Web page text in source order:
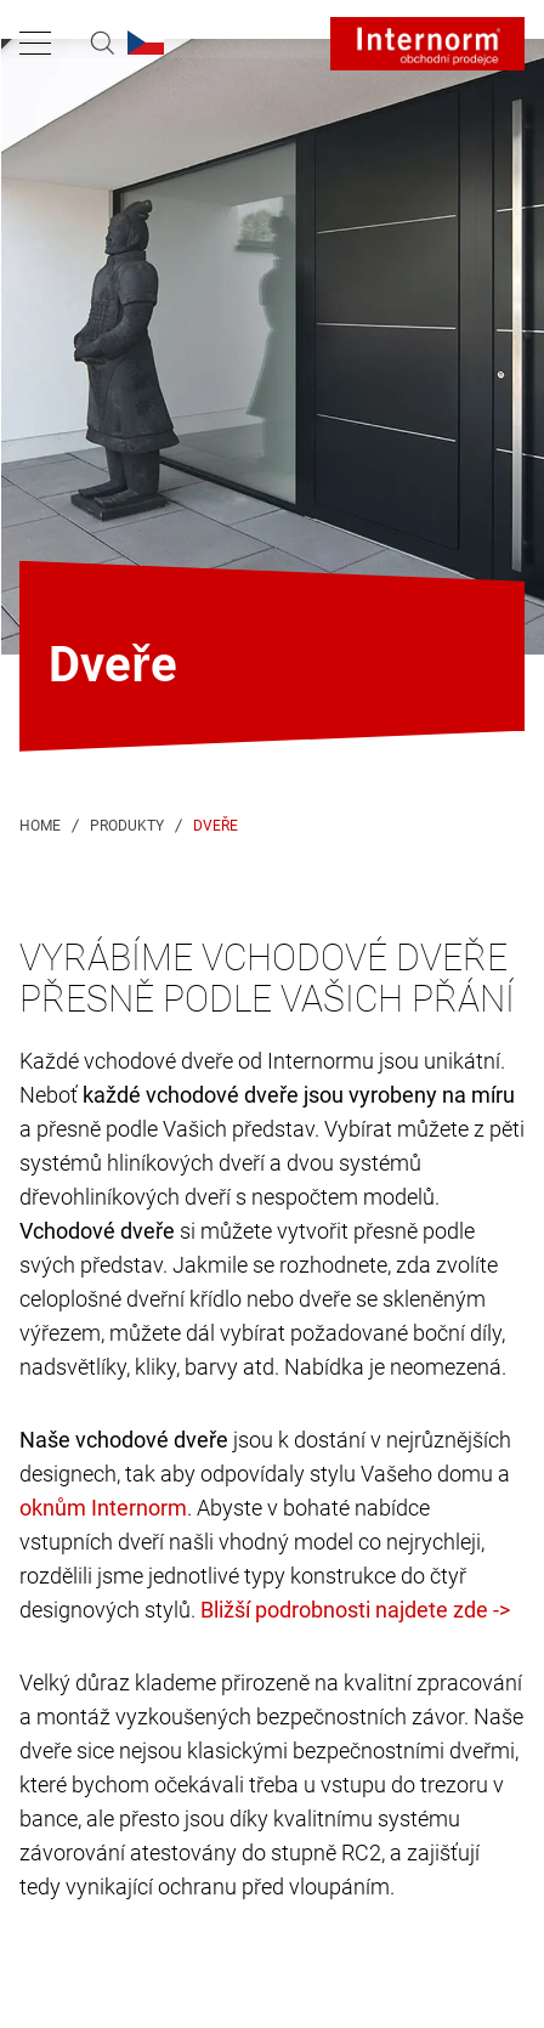
Dveře
DVEŘE
VYRÁBÍME VCHODOVÉ DVEŘE
PŘESNĚ PODLE VAŠICH PŘÁNÍ
Každé vchodové dveře od Internormu jsou unikátní.
Neboť každé vchodové dveře jsou vyrobeny na míru
a přesně podle Vašich představ. Vybírat můžete z pěti
systémů hliníkových dveří a dvou systémů
dřevohliníkových dveří s nespočtem modelů.
Vchodové dveře si můžete vytvořit přesně podle
svých představ. Jakmile se rozhodnete, zda zvolíte
celoplošné dveřní křídlo nebo dveře se skleněným
výřezem, můžete dál vybírat požadované boční díly,
nadsvětlíky, kliky, barvy atd. Nabídka je neomezená.
Naše vchodové dveře jsou k dostání v nejrůznějších
designech, tak aby odpovídaly stylu Vašeho domu a
. Abyste v bohaté nabídce
vstupních dveří našli vhodný model co nejrychleji,
rozdělili jsme jednotlivé typy konstrukce do čtyř
designových stylů.
Velký důraz klademe přirozeně na kvalitní zpracování
a montáž vyzkoušených bezpečnostních závor. Naše
dveře sice nejsou klasickými bezpečnostními dveřmi,
které bychom očekávali třeba u vstupu do trezoru v
bance, ale přesto jsou díky kvalitnímu systému
závorování atestovány do stupně RC2, a zajišťují
tedy vynikající ochranu před vloupáním.